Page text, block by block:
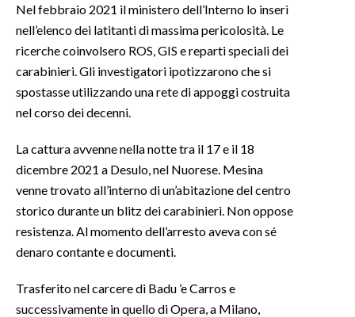
Nel febbraio 2021 il ministero dell’Interno lo inserì
nell’elenco dei latitanti di massima pericolosità. Le
ricerche coinvolsero ROS, GIS e reparti speciali dei
carabinieri. Gli investigatori ipotizzarono che si
spostasse utilizzando una rete di appoggi costruita
nel corso dei decenni.
La cattura avvenne nella notte tra il 17 e il 18
dicembre 2021 a Desulo, nel Nuorese. Mesina
venne trovato all’interno di un’abitazione del centro
storico durante un blitz dei carabinieri. Non oppose
resistenza. Al momento dell’arresto aveva con sé
denaro contante e documenti.
Trasferito nel carcere di Badu ’e Carros e
successivamente in quello di Opera, a Milano,